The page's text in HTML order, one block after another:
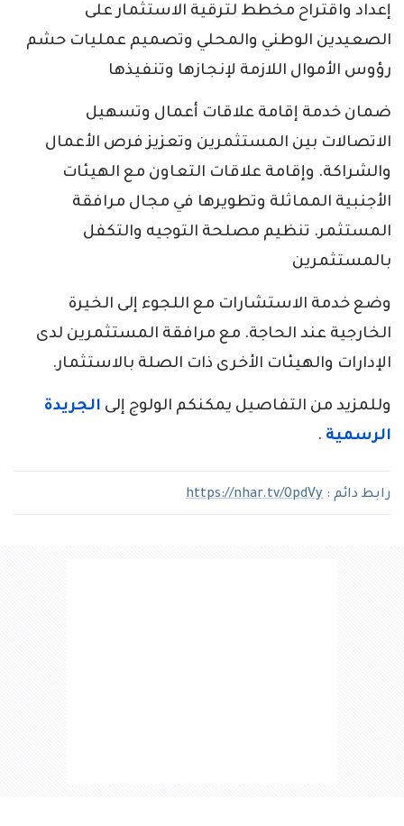
إعداد واقتراح مخطط لترقية الاستثمار على
الصعيدين الوطني والمحلي وتصميم عمليات حشم
رؤوس الأموال اللازمة لإنجازها وتنفيذها
ضمان خدمة إقامة علاقات أعمال وتسهيل
الاتصالات بين المستثمرين وتعزيز فرص الأعمال
والشراكة. وإقامة علاقات التعاون مع الهيئات
الأجنبية المماثلة وتطويرها في مجال مرافقة
المستثمر. تنظيم مصلحة التوجيه والتكفل
بالمستثمرين
وضع خدمة الاستشارات مع اللجوء إلى الخيرة
الخارجية عند الحاجة. مع مرافقة المستثمرين لدى
الإدارات والهيئات الأخرى ذات الصلة بالاستثمار.
وللمزيد من التفاصيل يمكنكم الولوج إلى الجريدة
الرسمية .
رابط دائم : https://nhar.tv/0pdVy